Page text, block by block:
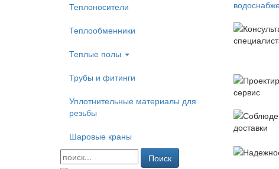
Теплоносители
Теплообменники
Теплые полы
Трубы и фитинги
Уплотнительные материалы для
резьбы
Шаровые краны
Поиск